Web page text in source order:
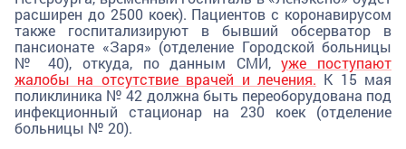
расширен до 2500 коек). Пациентов с коронавирусом
также госпитализируют в бывший обсерватор в
пансионате «Заря» (отделение Городской больницы
№ 40), откуда, по данным СМИ,уже поступают
жалобы на отсутствие врачей и лечения. К 15 мая
поликлиника № 42 должна быть переоборудована под
инфекционный стационар на 230 коек (отделение
больницы № 20).